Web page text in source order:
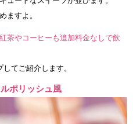
ますよ。
茶やコーヒーも追加料金なしで飲
てご紹介します。
ポリッシュ風